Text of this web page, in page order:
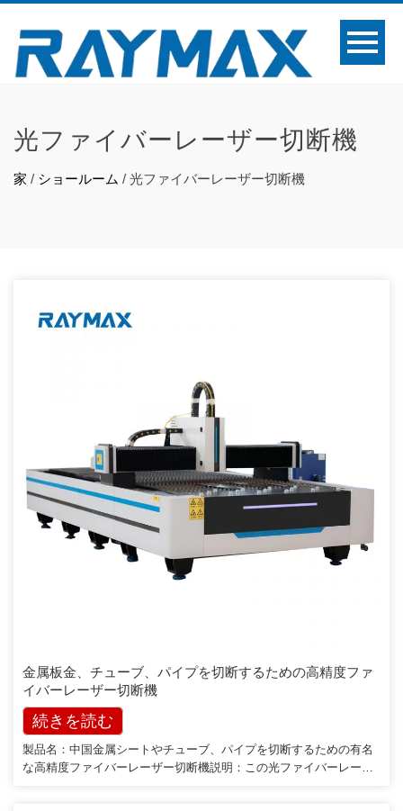
光ファイバーレーザー切断機
家 / ショールーム / 光ファイバーレーザー切断機
金属板金、チューブ、パイプを切断するための高精度ファ
イバーレーザー切断機
続きを読む
製品名：中国金属シートやチューブ、パイプを切断するための有名
な高精度ファイバーレーザー切断機説明：この光ファイバーレーザ